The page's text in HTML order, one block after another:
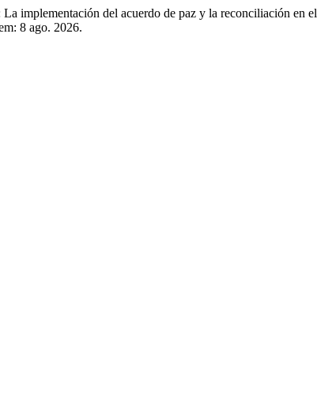
implementación del acuerdo de paz y la reconciliación en
8 ago. 2026.